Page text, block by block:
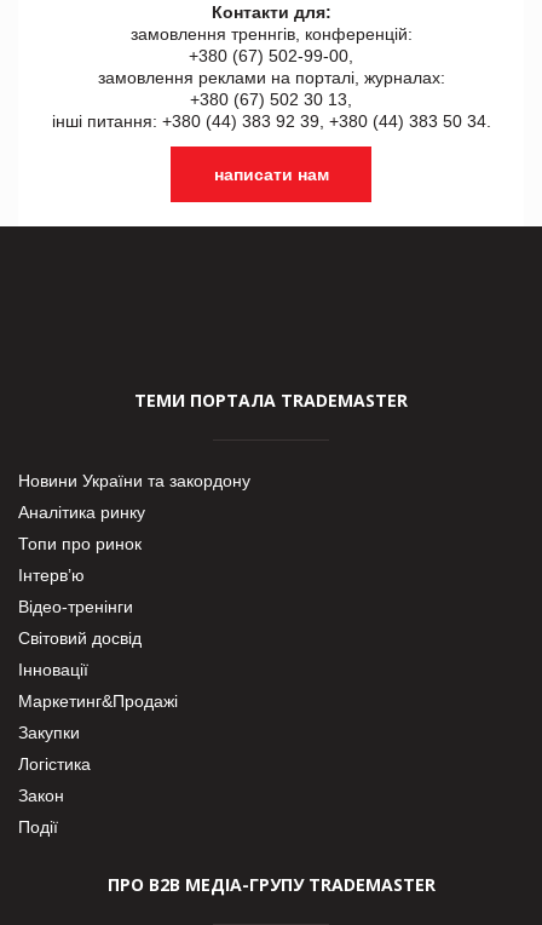
Контакти для:
замовлення треннгів, конференцій:
+380 (67) 502-99-00,
замовлення реклами на порталі, журналах:
+380 (67) 502 30 13,
інші питання: +380 (44) 383 92 39, +380 (44) 383 50 34.
написати нам
ТЕМИ ПОРТАЛА TRADEMASTER
Новини України та закордону
Аналітика ринку
Топи про ринок
Інтерв’ю
Відео-тренінги
Світовий досвід
Інновації
Маркетинг&Продажі
Закупки
Логістика
Закон
Події
ПРО В2В МЕДІА-ГРУПУ TRADEMASTER